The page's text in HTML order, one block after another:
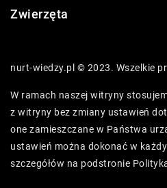
Zwierzęta
nurt-wiedzy.pl © 2023. Wszelkie
W ramach naszej witryny
z witryny bez zmiany ustawień
one zamieszczane w Państwa
ustawień można dokonać w
szczegółów na podstronie